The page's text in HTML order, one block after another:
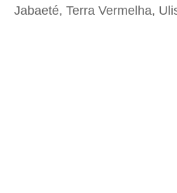
Jabaeté, Terra Vermelha,